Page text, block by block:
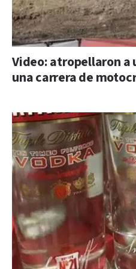
Video: atropellaron
una carrera de